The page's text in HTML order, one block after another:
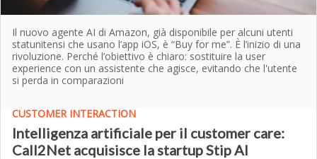
Il nuovo agente AI di Amazon, già disponibile per alcuni utenti
statunitensi che usano l’app iOS, è “Buy for me”. È l’inizio di una
rivoluzione. Perché l’obiettivo è chiaro: sostituire la user
experience con un assistente che agisce, evitando che l'utente
si perda in comparazioni
CUSTOMER INTERACTION
Intelligenza artificiale per il customer care:
Call2Net acquisisce la startup Stip AI